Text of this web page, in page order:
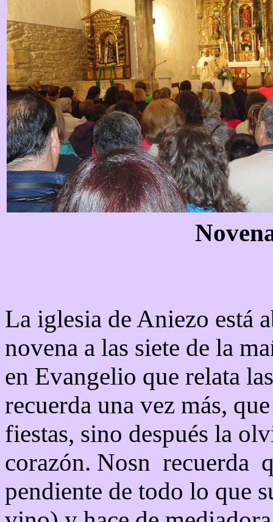
La iglesia de Aniezo está
novena a las siete de la
en Evangelio que relata
recuerda una vez más,
fiestas, sino después la
corazón. Nosn recuerda
pendiente de todo lo que